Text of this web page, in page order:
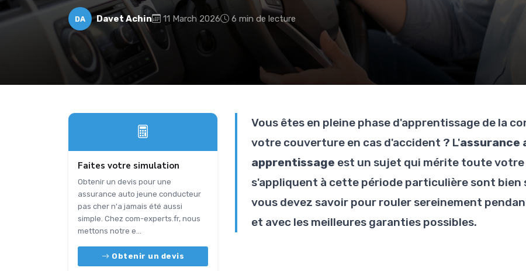
DA Davet Achin 11 March 2026 6 min de lecture
Faites votre simulation
Obtenir un devis pour une
assurance auto jeune conducteur
pas cher n'a jamais été aussi
simple. Chez com-experts.fr, nous
mettons notre e...
Obtenir un devis
Vous êtes en pleine phase d'apprentissage de la
votre couverture en cas d'accident ? L'assurance
apprentissage est un sujet qui mérite toute
s'appliquent à cette période particulière sont
vous devez savoir pour rouler sereinement
et avec les meilleures garanties possibles.